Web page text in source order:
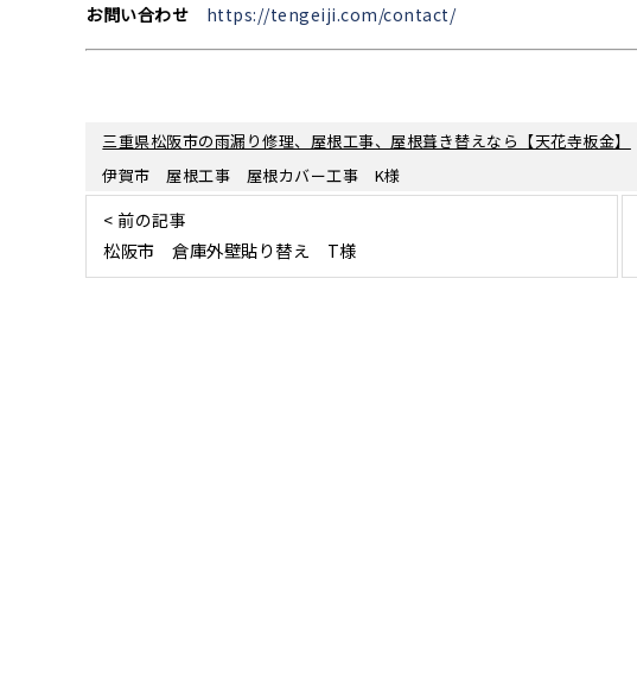
お問い合わせ
https://tengeiji.com/contact/
三重県松阪市の雨漏り修理、屋根工事、屋根葺き替えなら【天花寺板金】
伊賀市 屋根工事 屋根カバー工事 K様
< 前の記事
松阪市 倉庫外壁貼り替え T様